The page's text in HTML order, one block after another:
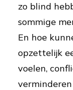
zo blind
sommige
En hoe
opzettelijk
voelen,